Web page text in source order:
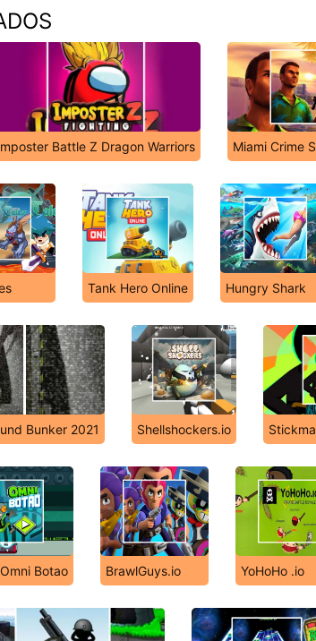
Battle Z Dragon Warriors Miami Crime
Tank Hero Online Hungry Shark
Bunker 2021 Shellshockers.io
Botao BrawlGuys.io YoHoHo .io